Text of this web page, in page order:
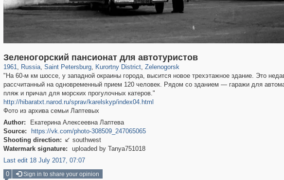
Зеленогорский пансионат для автотуристов
1961, Russia
1,406,211 29,243
, Saint Petersburg
197,075 5,709
, Kurortny District
5,952 9
, Zelenogorsk
1,541 2
"На 60-м км шоссе, у западной окраины города, высится новое трехэтажное здание. Это
рассчитанный на одновременный прием 120 человек. Рядом со зданием — гаражи для
пляж и причал для морских прогулочных катеров."
http://hibaratxt.narod.ru/sprav/karelskyp/index04.html
Фото из архива семьи Лаптевых
Author:
Екатерина Алексеевна Лаптева
Source:
https://vk.com/photo-308509_247065065
Shooting direction:  southwest
Watermark signature:
uploaded by Tanya751018
Last edit 18 July 2017, 07:07
0 Sign in to share your opinion